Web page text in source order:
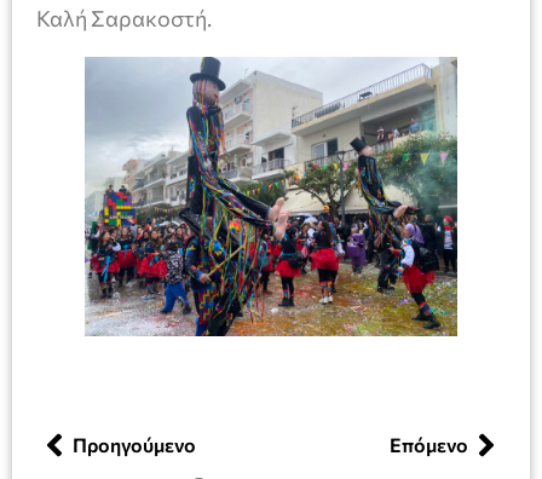
Καλή Σαρακοστή.
Προηγούμενο Επόμενο